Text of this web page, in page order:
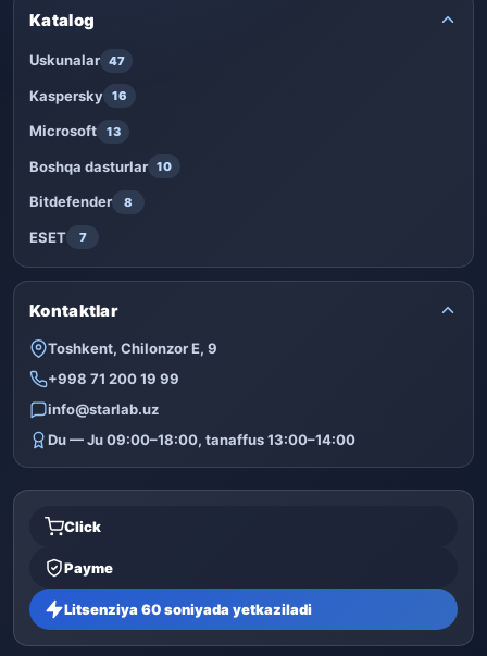
Katalog
Uskunalar 47
Kaspersky 16
Microsoft 13
Boshqa dasturlar 10
Bitdefender 8
ESET 7
Kontaktlar
Toshkent, Chilonzor E, 9
+998 71 200 19 99
info@starlab.uz
Du — Ju 09:00–18:00, tanaffus 13:00–14:00
Click
Payme
Litsenziya 60 soniyada yetkaziladi